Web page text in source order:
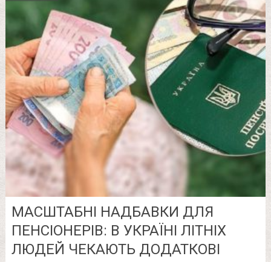
МАСШТАБНІ НАДБАВКИ ДЛЯ
ПЕНСІОНЕРІВ: В УКРАЇНІ ЛІТНІХ
ЛЮДЕЙ ЧЕКАЮТЬ ДОДАТКОВІ